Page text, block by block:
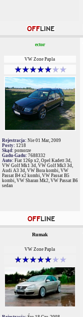
ector
VW Zone Papla
Rejestracja: Nie 01 Mar, 2009
Posty: 1218
Skąd: pomorze
Gadu-Gadu: 7688332
Auto: Fiat 126p x2, Opel Kadett 3d,
VW Golf Mk1 3d, VW Golf Mk3 3d,
Audi A3 3d, VW Bora kombi, VW
Passat B4 x2 kombi, VW Passat B5
kombi, VW Sharan Mk2, VW Passat B6
sedan
Rumak
VW Zone Papla